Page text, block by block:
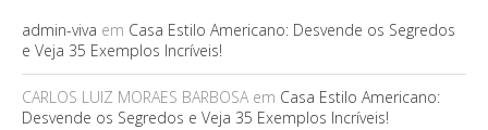
admin-viva em Casa Estilo Americano: Desvende os Segredos
e Veja 35 Exemplos Incríveis!
CARLOS LUIZ MORAES BARBOSAem Casa Estilo Americano:
Desvende os Segredos e Veja 35 Exemplos Incríveis!